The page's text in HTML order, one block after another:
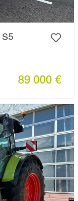
S5
89 000 €